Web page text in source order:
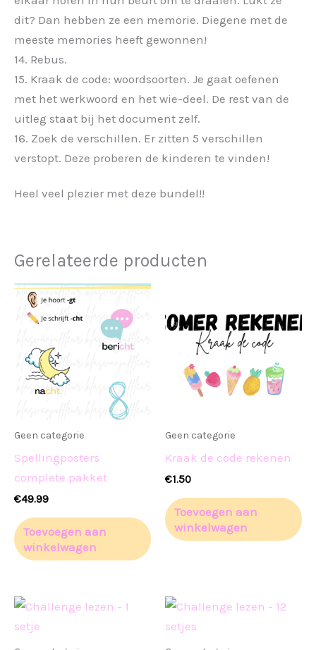
dit? Dan hebben ze een memorie. Diegene met de
meeste memories heeft gewonnen!
14. Rebus.
15. Kraak de code: woordsoorten. Je gaat oefenen
met het werkwoord en het wie-deel. De rest van de
uitleg staat bij het document zelf.
16. Zoek de verschillen. Er zitten 5 verschillen
verstopt. Deze proberen de kinderen te vinden!
Heel veel plezier met deze bundel!!
Gerelateerde producten
Geen categorie
Spellingposters
complete pakket
€49.99
Toevoegen aan
winkelwagen
Geen categorie
Kraak de code rekenen
€1.50
Toevoegen aan
winkelwagen